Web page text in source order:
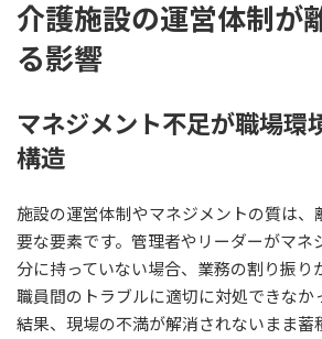
介護施設の運営体制が
る影響
マネジメント不足が職場環
構造
施設の運営体制やマネジメントの質は、
要な要素です。管理者やリーダーがマネ
分に持っていない場合、業務の割り振り
職員間のトラブルに適切に対処できなか
結果、現場の不満が解消されないまま蓄